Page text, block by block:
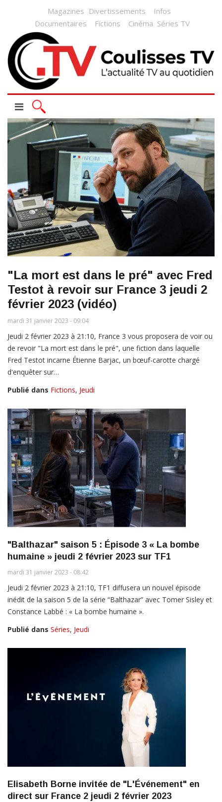
Magazines Divertissements
Infos
Documentaires
Fictions Cinéma Séries TV
"La mort est dans le pré" avec Fred
Testot à revoir sur France 3 jeudi 2
février 2023 (vidéo)
mardi 31 janvier 2023 - 09:04
Jeudi 2 février 2023 à 21:10, France 3 vous proposera de voir ou
de revoir "La mort est dans le pré", une fiction dans laquelle
Fred Testot incarne Étienne Barjac, un bœuf-carotte chargé
d'enquêter sur…
Publié dans Fictions, Jeudi
"Balthazar" saison 5 : Épisode 3 « La bombe
humaine » jeudi 2 février 2023 sur TF1
mardi 31 janvier 2023 - 08:42
Jeudi 2 février 2023 à 21:10, TF1 diffusera un nouvel épisode
inédit de la saison 5 de la série “Balthazar” avec Tomer Sisley et
Constance Labbé : « La bombe humaine ».
Publié dans Séries, Jeudi
Elisabeth Borne invitée de "L'Événement" en
direct sur France 2 jeudi 2 février 2023